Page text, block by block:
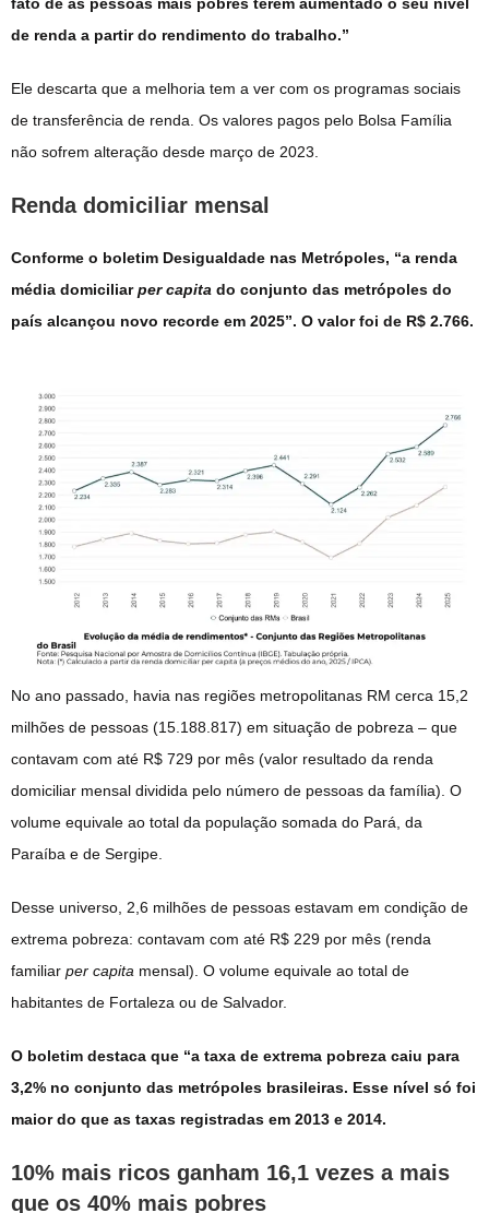
fato de as pessoas mais pobres terem aumentado o seu nível
de renda a partir do rendimento do trabalho.”
Ele descarta que a melhoria tem a ver com os programas sociais
de transferência de renda. Os valores pagos pelo Bolsa Família
não sofrem alteração desde março de 2023.
Renda domiciliar mensal
Conforme o boletim Desigualdade nas Metrópoles, “a renda
média domiciliarper capita do conjunto das metrópoles do
país alcançou novo recorde em 2025”. O valor foi de R$ 2.766.
No ano passado, havia nas regiões metropolitanas RM cerca 15,2
milhões de pessoas (15.188.817) em situação de pobreza – que
contavam com até R$ 729 por mês (valor resultado da renda
domiciliar mensal dividida pelo número de pessoas da família). O
volume equivale ao total da população somada do Pará, da
Paraíba e de Sergipe.
Desse universo, 2,6 milhões de pessoas estavam em condição de
extrema pobreza: contavam com até R$ 229 por mês (renda
familiar per capita mensal). O volume equivale ao total de
habitantes de Fortaleza ou de Salvador.
O boletim destaca que “a taxa de extrema pobreza caiu para
3,2% no conjunto das metrópoles brasileiras. Esse nível só foi
maior do que as taxas registradas em 2013 e 2014.
10% mais ricos ganham 16,1 vezes a mais
que os 40% mais pobres